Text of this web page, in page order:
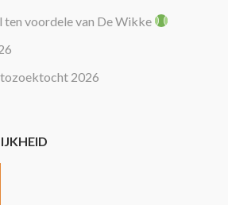
ten voordele van De Wikke
2026